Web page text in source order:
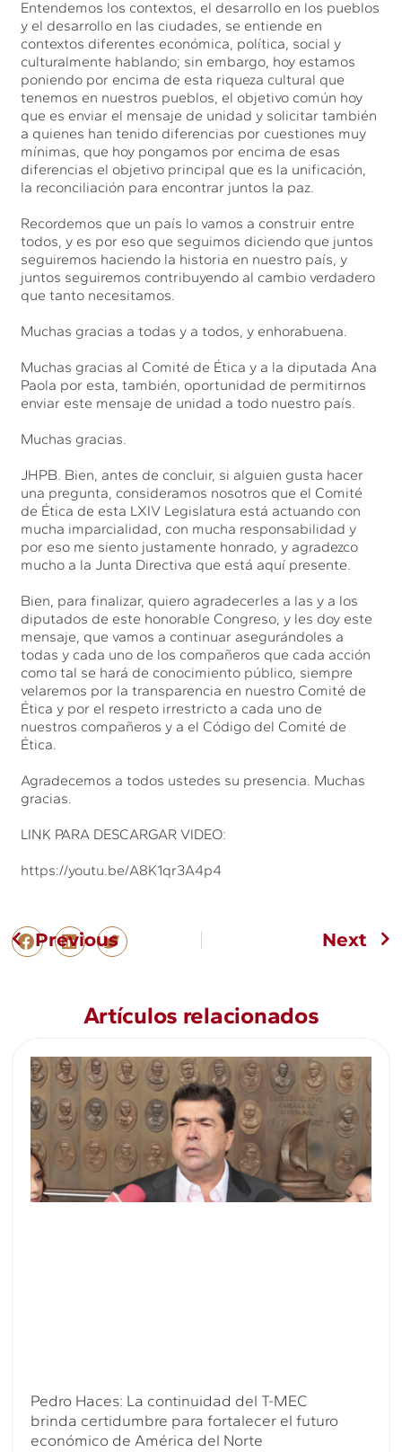
Entendemos los contextos, el desarrollo en los pueblos
y el desarrollo en las ciudades, se entiende en
contextos diferentes económica, política, social y
culturalmente hablando; sin embargo, hoy estamos
poniendo por encima de esta riqueza cultural que
tenemos en nuestros pueblos, el objetivo común hoy
que es enviar el mensaje de unidad y solicitar también
a quienes han tenido diferencias por cuestiones muy
mínimas, que hoy pongamos por encima de esas
diferencias el objetivo principal que es la unificación,
la reconciliación para encontrar juntos la paz.
Recordemos que un país lo vamos a construir entre
todos, y es por eso que seguimos diciendo que juntos
seguiremos haciendo la historia en nuestro país, y
juntos seguiremos contribuyendo al cambio verdadero
que tanto necesitamos.
Muchas gracias a todas y a todos, y enhorabuena.
Muchas gracias al Comité de Ética y a la diputada Ana
Paola por esta, también, oportunidad de permitirnos
enviar este mensaje de unidad a todo nuestro país.
Muchas gracias.
JHPB. Bien, antes de concluir, si alguien gusta hacer
una pregunta, consideramos nosotros que el Comité
de Ética de esta LXIV Legislatura está actuando con
mucha imparcialidad, con mucha responsabilidad y
por eso me siento justamente honrado, y agradezco
mucho a la Junta Directiva que está aquí presente.
Bien, para finalizar, quiero agradecerles a las y a los
diputados de este honorable Congreso, y les doy este
mensaje, que vamos a continuar asegurándoles a
todas y cada uno de los compañeros que cada acción
como tal se hará de conocimiento público, siempre
velaremos por la transparencia en nuestro Comité de
Ética y por el respeto irrestricto a cada uno de
nuestros compañeros y a el Código del Comité de
Ética.
Agradecemos a todos ustedes su presencia. Muchas
gracias.
LINK PARA DESCARGAR VIDEO:
https://youtu.be/A8K1qr3A4p4
Previous Next
Artículos relacionados
Pedro Haces: La continuidad del T-MEC
brinda certidumbre para fortalecer el futuro
económico de América del Norte